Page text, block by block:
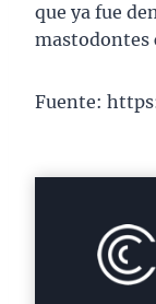
que ya fue
mastodontes
Fuente: